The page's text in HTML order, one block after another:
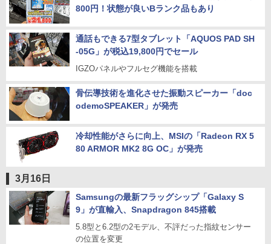
800円！状態が良いBランク品もあり
通話もできる7型タブレット「AQUOS PAD SH
-05G」が税込19,800円でセール
IGZOパネルやフルセグ機能を搭載
骨伝導技術を進化させた振動スピーカー「doc
odemoSPEAKER」が発売
冷却性能がさらに向上、MSIの「Radeon RX 5
80 ARMOR MK2 8G OC」が発売
3月16日
Samsungの最新フラッグシップ「Galaxy S
9」が直輸入、Snapdragon 845搭載
5.8型と6.2型の2モデル、不評だった指紋センサー
の位置を変更